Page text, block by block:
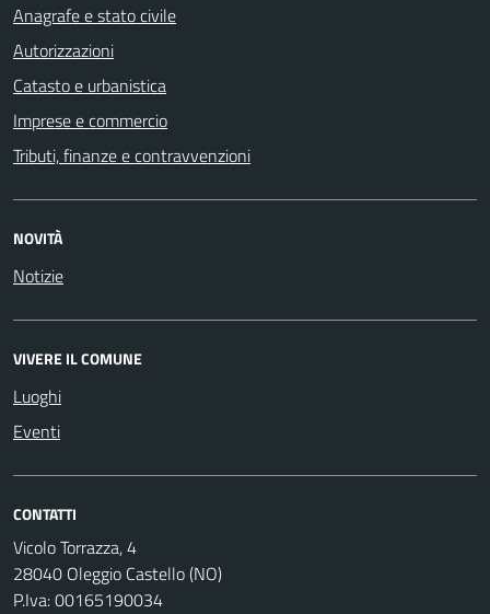
Anagrafe e stato civile
Autorizzazioni
Catasto e urbanistica
Imprese e commercio
Tributi, finanze e contravvenzioni
NOVITÀ
Notizie
VIVERE IL COMUNE
Luoghi
Eventi
CONTATTI
Vicolo Torrazza, 4
28040 Oleggio Castello (NO)
P.Iva: 00165190034